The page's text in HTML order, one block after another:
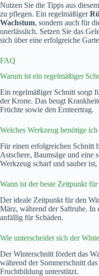
Nutzen Sie die Tipps aus
zu pflegen. Ein regelmäßiger
Wachstum, sondern auch für
unerlässlich. Setzen Sie das
sich über eine erfolgreiche
FAQ
Warum ist ein regelmäßiger
Ein regelmäßiger Schnitt sorgt
der Krone. Das beugt
Früchte sowie den Ernteertrag.
Welches Werkzeug benötige
Für einen erfolgreichen Schnitt
Astschere, Baumsäge und eine
Werkzeug scharf und sauber
Wann ist der beste Zeitpunkt
Der ideale Zeitpunkt für den
März, während der Saftruhe. In
anfällig für Schäden.
Wie unterscheidet sich der
Der Winterschnitt fördert das
während der Sommerschnitt
Fruchtbildung unterstützt.